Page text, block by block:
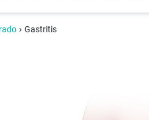
› Gastritis